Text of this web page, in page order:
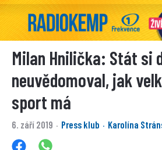
Milan Hnilička: Stát si
neuvědomoval, jak
sport má
6. září 2019 · Press klub · Karolína